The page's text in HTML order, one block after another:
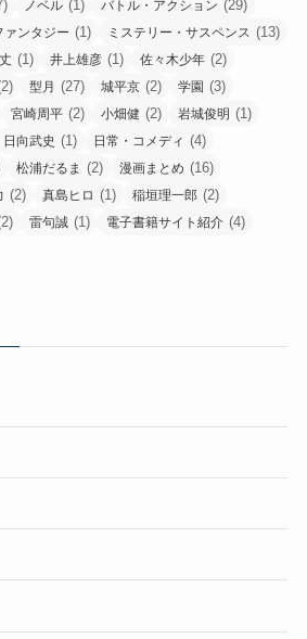
ノベル (1) バトル・アクション (29)
ァンタジー (1) ミステリー・サスペンス (13)
(1) 井上雄彦 (1) 佐々木少年 (2)
型月 (27) 城平京 (2) 学園 (3)
宮崎周平 (2) 小畑健 (2) 岩城俊明 (1)
日向武史 (1) 日常・コメディ (4)
松浦だるま (2) 漫画まとめ (16)
(2) 真島ヒロ (1) 稲垣理一郎 (2)
雷句誠 (1) 電子書籍サイト紹介 (4)